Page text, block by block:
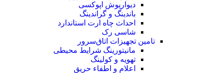
دیوار‌پوش اپوکسی
باندینگ و گراندینگ
احداث چاه ارت استاندارد
شاسی رک
تامین تجهیزات اتاق‌سرور
مانیتورینگ شرایط محیطی
تهویه و کولینگ
اعلام و اطفاء حریق